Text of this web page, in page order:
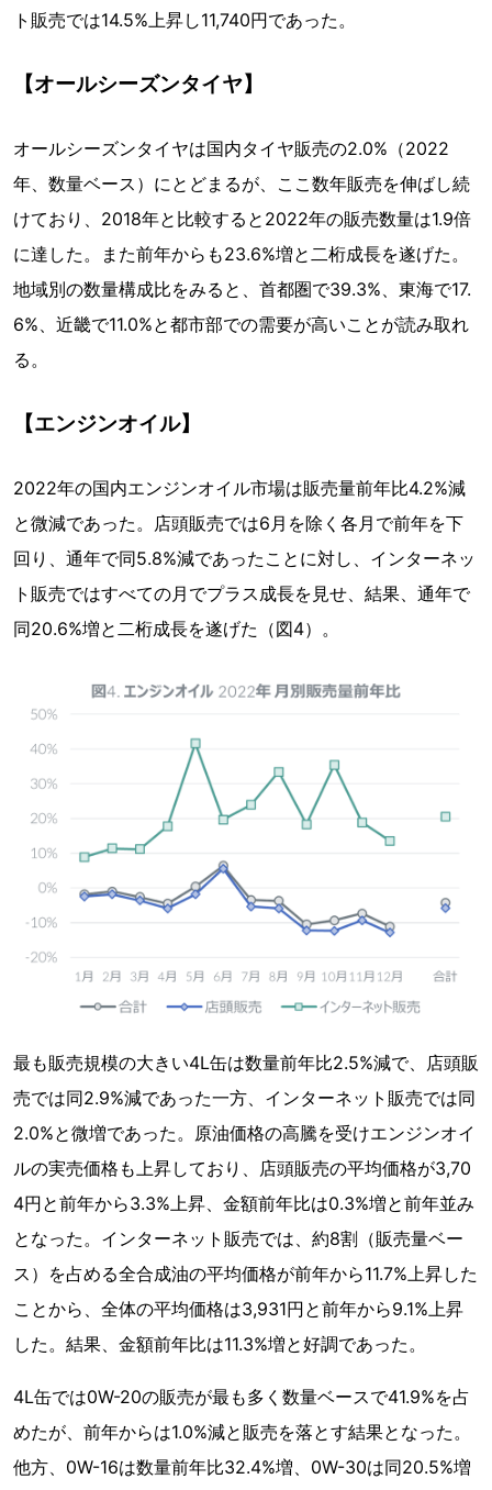
ト販売では14.5%上昇し11,740円であった。
【オールシーズンタイヤ】
オールシーズンタイヤは国内タイヤ販売の2.0%（2022
年、数量ベース）にとどまるが、ここ数年販売を伸ばし続
けており、2018年と比較すると2022年の販売数量は1.9倍
に達した。また前年からも23.6%増と二桁成長を遂げた。
地域別の数量構成比をみると、首都圏で39.3%、東海で17.
6%、近畿で11.0%と都市部での需要が高いことが読み取れ
る。
【エンジンオイル】
2022年の国内エンジンオイル市場は販売量前年比4.2%減
と微減であった。店頭販売では6月を除く各月で前年を下
回り、通年で同5.8%減であったことに対し、インターネッ
ト販売ではすべての月でプラス成長を見せ、結果、通年で
同20.6%増と二桁成長を遂げた（図4）。
最も販売規模の大きい4L缶は数量前年比2.5%減で、店頭販
売では同2.9%減であった一方、インターネット販売では同
2.0%と微増であった。原油価格の高騰を受けエンジンオイ
ルの実売価格も上昇しており、店頭販売の平均価格が3,70
4円と前年から3.3%上昇、金額前年比は0.3%増と前年並み
となった。インターネット販売では、約8割（販売量ベー
ス）を占める全合成油の平均価格が前年から11.7%上昇した
ことから、全体の平均価格は3,931円と前年から9.1%上昇
した。結果、金額前年比は11.3%増と好調であった。
4L缶では0W-20の販売が最も多く数量ベースで41.9%を占
めたが、前年からは1.0%減と販売を落とす結果となった。
他方、0W-16は数量前年比32.4%増、0W-30は同20.5%増